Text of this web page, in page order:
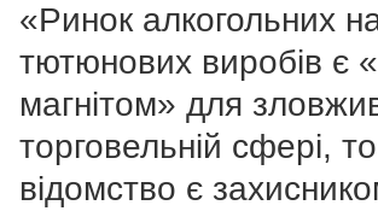
«Ринок алкогольних
тютюнових виробів є
магнітом» для
торговельній сфері,
відомство є